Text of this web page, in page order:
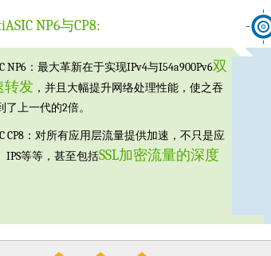
NP6与CP8:
NP6：最大革新在于实现IPv4与I54a900Pv6双
转发 ，并且大幅提升网络处理性能，使之吞
了上一代的2倍。
CP8：对所有应用层流量提供加速，不只是应
IPS等等，甚至包括SSL加密流量的深度